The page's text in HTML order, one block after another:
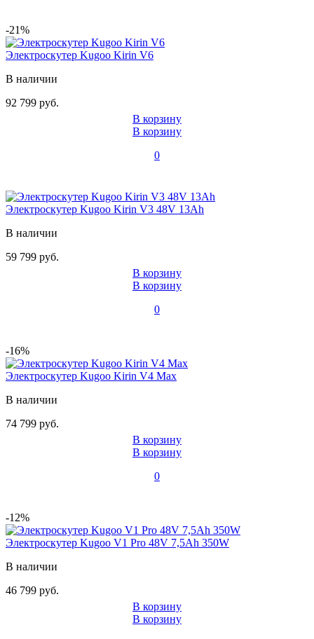
-21%
Электроскутер Kugoo Kirin V6
В наличии
92 799 руб.
В корзину
В корзину
0
Электроскутер Kugoo Kirin V3 48V 13Ah
В наличии
59 799 руб.
В корзину
В корзину
0
-16%
Электроскутер Kugoo Kirin V4 Max
В наличии
74 799 руб.
В корзину
В корзину
0
-12%
Электроскутер Kugoo V1 Pro 48V 7,5Ah 350W
В наличии
46 799 руб.
В корзину
В корзину